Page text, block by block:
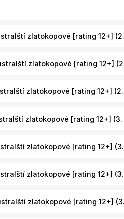
zlatokopové [rating 12+]
zlatokopové [rating 12+]
zlatokopové [rating 12+] (2.
zlatokopové [rating 12+] (3.
zlatokopové [rating 12+]
zlatokopové [rating 12+]
zlatokopové [rating 12+]